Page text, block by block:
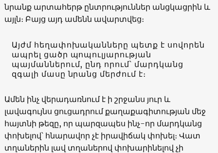
նրանք արտահերթ ընտրություններ անցկացրին և
այլն։ Բայց այդ ամենն ավարտվեց։
Այժմ հեղափոխականները պետք է սովորեն
ապրել ցածր պոպուլյարության
պայմաններում, ընդ որում՝ մարդկանց
զգալի մասը նրանց մերժում է։
Ամեն ինչ վերադառնում է ի շրջանս յուր և
լավագույնս ցուցադրում քաղաքագիտության մեջ
հայտնի թեզը, որ պարզապես ինչ-որ մարդկանց
փոխելով՝ հնարավոր չէ իրավիճակ փոխել։ Վատ
տղաներին լավ տղաներով փոխարինելով չի